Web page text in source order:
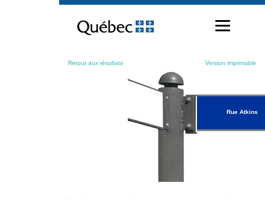
contenu
Retour aux résultats Version imprimable
Rue Atkins